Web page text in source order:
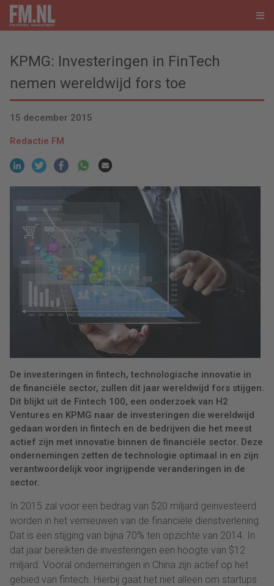
KPMG: Investeringen in FinTech
nemen wereldwijd fors toe
15 december 2015
Redactie FM
De investeringen in fintech, technologische innovatie in
de financiële sector, zullen dit jaar wereldwijd fors stijgen.
Dit blijkt uit de Fintech 100, een onderzoek van H2
Ventures en KPMG naar de investeringen die wereldwijd
gedaan worden in fintech en de bedrijven die het meest
actief zijn met innovatie binnen de financiële sector. Deze
ondernemingen zetten de technologie optimaal in en zijn
verantwoordelijk voor ingrijpende veranderingen in de
sector.
In 2015 zal voor een bedrag van $20 miljard geïnvesteerd
worden in het vernieuwen van de financiële dienstverlening.
Dat is een stijging van bijna 70% ten opzichte van 2014. In
dat jaar bereikten de investeringen een hoogte van $12
miljard. Vooral ondernemingen in China zijn actief op het
gebied van fintech. Hierbij gaat het niet alleen om startups